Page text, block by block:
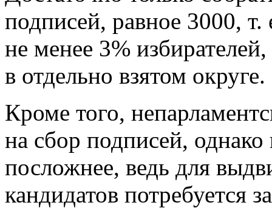
подписей, равное 3000,
не менее 3%
в отдельно взятом округе.
Кроме того,
на сбор подписей, однако
посложнее, ведь для
кандидатов потребуется